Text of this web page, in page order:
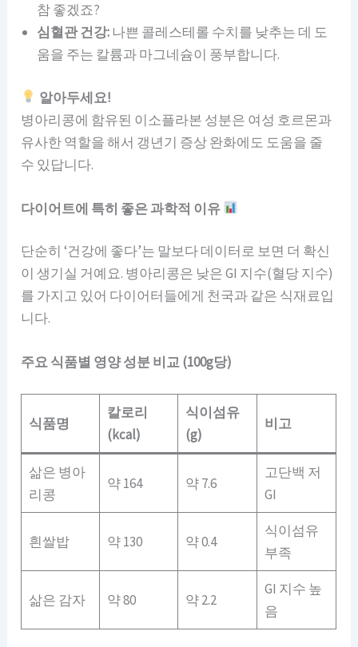
참 좋겠죠?
심혈관 건강: 나쁜 콜레스테롤 수치를 낮추는 데 도
움을 주는 칼륨과 마그네슘이 풍부합니다.
알아두세요!
병아리콩에 함유된 이소플라본 성분은 여성 호르몬과
유사한 역할을 해서 갱년기 증상 완화에도 도움을 줄
수 있답니다.
다이어트에 특히 좋은 과학적 이유
단순히 ‘건강에 좋다’는 말보다 데이터로 보면 더 확신
이 생기실 거예요. 병아리콩은 낮은 GI 지수(혈당 지수)
를 가지고 있어 다이어터들에게 천국과 같은 식재료입
니다.
주요 식품별 영양 성분 비교 (100g당)
식품명
칼로리
(kcal)
식이섬유
(g)
비고
삶은 병아
리콩
약 164 약 7.6
고단백 저
GI
흰쌀밥 약 130 약 0.4
식이섬유
부족
삶은 감자 약 80 약 2.2
GI 지수 높
음